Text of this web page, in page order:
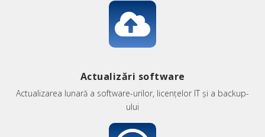
Actualizări software
Actualizarea lunară a software-urilor, licențelor IT și a backup-
ului